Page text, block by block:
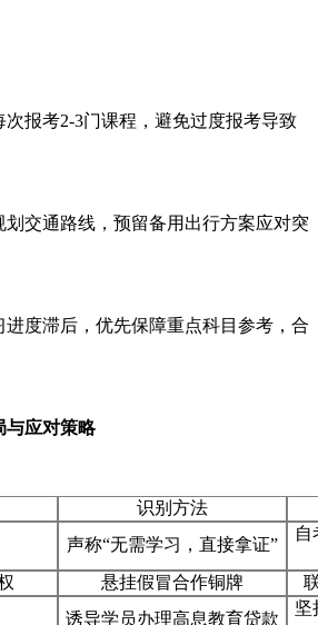
报考2-3门课程，避免过度报考导致
交通路线，预留备用出行方案应对突
度滞后，优先保障重点科目参考，合
与应对策略
识别方法
声称“无需学习，直接拿证”
自
悬挂假冒合作铜牌
诱导学员办理高息教育贷款
坚